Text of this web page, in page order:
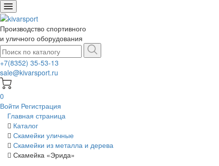
Производство спортивного
и уличного оборудования
+7(8352) 35-53-13
sale@kivarsport.ru
0
Войти Регистрация
Главная страница
Каталог
Скамейки уличные
Скамейки из металла и дерева
Скамейка «Эрида»